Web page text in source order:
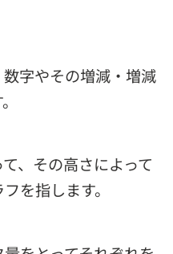
字やその増減・増減
、その高さによって
を指します。